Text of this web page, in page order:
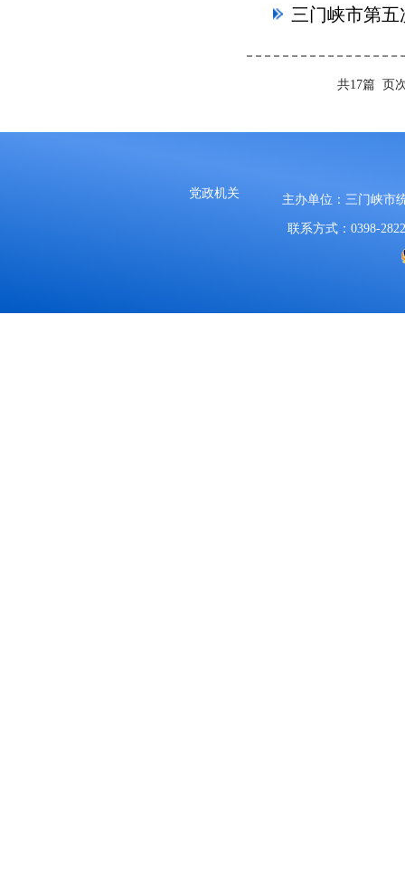
共17篇 页
党政机关 主办单位：三门峡市
联系方式：0398-